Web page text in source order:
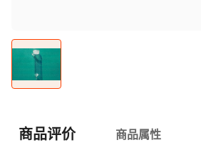
商品评价 商品属性